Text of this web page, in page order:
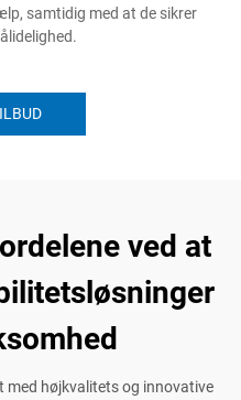
samtidig med at de sikrer
ved at
med højkvalitets og innovative